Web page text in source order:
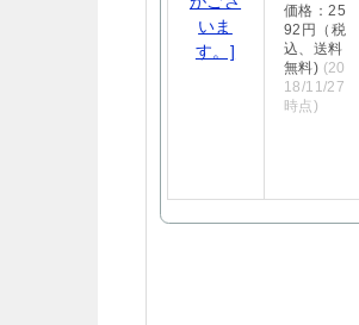
価格：25
92円（税
込、送料
無料) (20
18/11/27
時点)